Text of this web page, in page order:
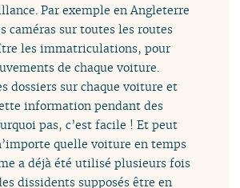
Par exemple en Angleterre
caméras sur toutes les routes
les immatriculations, pour
de chaque voiture.
dossiers sur chaque voiture et
information pendant des
pas, c’est facile ! Et peut
quelle voiture en temps
a déjà été utilisé plusieurs fois
dissidents supposés être en